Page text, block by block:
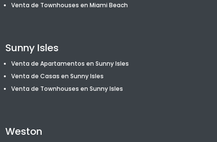
Venta de Townhouses en Miami Beach
Sunny Isles
Venta de Apartamentos en Sunny Isles
Venta de Casas en Sunny Isles
Venta de Townhouses en Sunny Isles
Weston